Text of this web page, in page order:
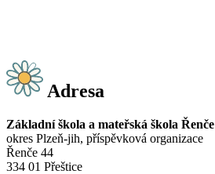
Adresa
Základní škola a mateřská škola Řenče
okres Plzeň-jih, příspěvková organizace
Řenče 44
334 01 Přeštice